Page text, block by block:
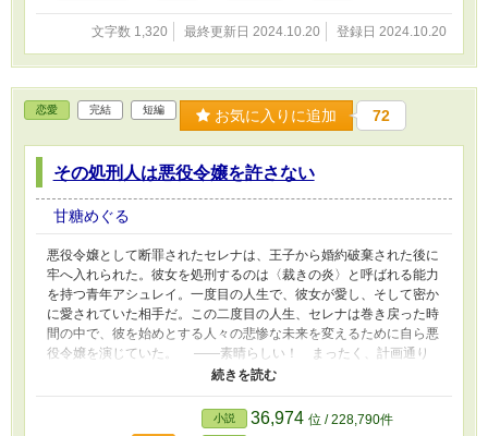
文字数 1,320 最終更新日 2024.10.20 登録日 2024.10.20
恋愛 完結 短編 お気に入りに追加 72
その処刑人は悪役令嬢を許さない
甘糖めぐる
悪役令嬢として断罪されたセレナは、王子から婚約破棄された後に
牢へ入れられた。彼女を処刑するのは〈裁きの炎〉と呼ばれる能力
を持つ青年アシュレイ。一度目の人生で、彼女が愛し、そして密か
に愛されていた相手だ。この二度目の人生、セレナは巻き戻った時
間の中で、彼を始めとする人々の悲惨な未来を変えるために自ら悪
役令嬢を演じていた。 ――素晴らしい！ まったく、計画通り
だわ。 ◇◇◇ ※軽い描写ですが人死にが出たりシリアス部分も
ますが、ご返信までは手が回らない可能性も高いのでご了承いただ
けますと幸いです。 ※小説家になろうにも重複投稿
小説 36,974 位 / 228,790件